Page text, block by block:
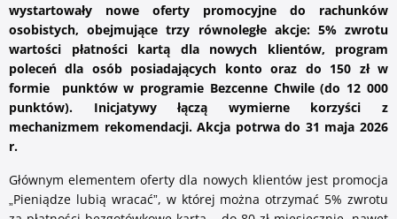
Bankuj mobilnie. Aktywuj aplikację Pocztowy.
wystartowały nowe oferty promocyjne do rachunków
osobistych, obejmujące trzy równoległe akcje: 5% zwrotu
wartości płatności kartą dla nowych klientów, program
poleceń dla osób posiadających konto oraz do 150 zł w
formie punktów w programie Bezcenne Chwile (do 12 000
punktów). Inicjatywy łączą wymierne korzyści z
mechanizmem rekomendacji. Akcja potrwa do 31 maja 2026
r.
Głównym elementem oferty dla nowych klientów jest promocja
„Pieniądze lubią wracać”, w której można otrzymać 5% zwrotu